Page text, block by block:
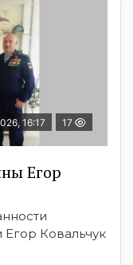
16:17 17
Егор
Егор Ковальчук